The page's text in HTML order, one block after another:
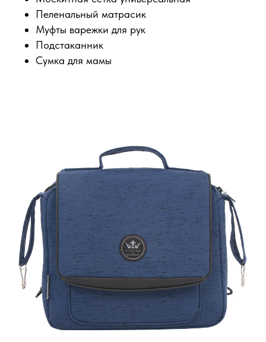
Пеленальный матрасик
Муфты варежки для рук
Подстаканник
Сумка для мамы